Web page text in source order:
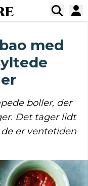
med
boller, der
Det tager lidt
er ventetiden